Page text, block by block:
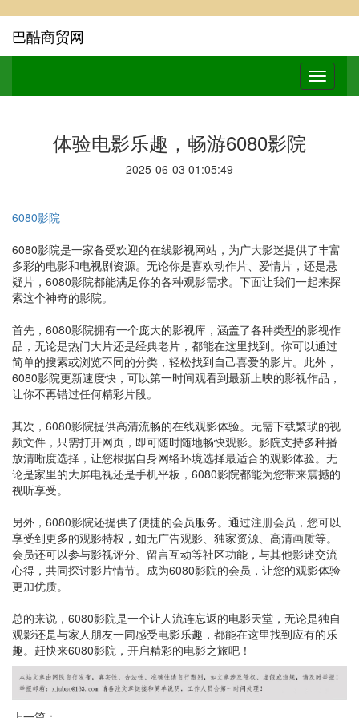
巴酷商贸网
体验电影乐趣，畅游6080影院
2025-06-03 01:05:49
6080影院
6080影院是一家备受欢迎的在线影视网站，为广大影迷提供了丰富
多彩的电影和电视剧资源。无论你是喜欢动作片、爱情片，还是悬
疑片，6080影院都能满足你的各种观影需求。下面让我们一起来探
索这个神奇的影院。
首先，6080影院拥有一个庞大的影视库，涵盖了各种类型的影视作
品，无论是热门大片还是经典老片，都能在这里找到。你可以通过
简单的搜索或浏览不同的分类，轻松找到自己喜爱的影片。此外，
6080影院更新速度快，可以第一时间观看到最新上映的影视作品，
让你不再错过任何精彩片段。
其次，6080影院提供高清流畅的在线观影体验。无需下载繁琐的视
频文件，只需打开网页，即可随时随地畅快观影。影院支持多种播
放清晰度选择，让您根据自身网络环境选择最适合的观影体验。无
论是家里的大屏电视还是手机平板，6080影院都能为您带来震撼的
视听享受。
另外，6080影院还提供了便捷的会员服务。通过注册会员，您可以
享受到更多的观影特权，如无广告观影、独家资源、高清画质等。
会员还可以参与影视评分、留言互动等社区功能，与其他影迷交流
心得，共同探讨影片情节。成为6080影院的会员，让您的观影体验
更加优质。
总的来说，6080影院是一个让人流连忘返的电影天堂，无论是独自
观影还是与家人朋友一同感受电影乐趣，都能在这里找到应有的乐
趣。赶快来6080影院，开启精彩的电影之旅吧！